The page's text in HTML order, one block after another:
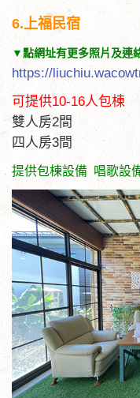
6.上福民宿
▼點網址有更多照片及連
https://
可提供10-16人包棟
雙人房2間
四人房3間
提供包棟設備 唱歌設